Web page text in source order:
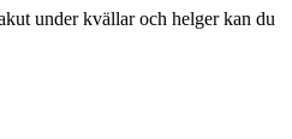
under kvällar och helger kan du